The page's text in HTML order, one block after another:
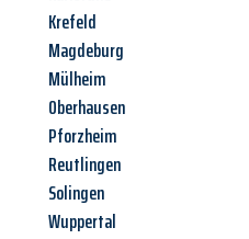
Krefeld
Magdeburg
Mülheim
Oberhausen
Pforzheim
Reutlingen
Solingen
Wuppertal